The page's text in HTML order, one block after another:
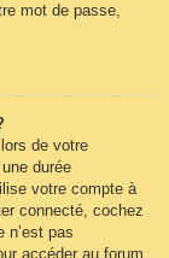
mot de passe,
lors de votre
durée
votre compte à
connecté, cochez
n’est pas
accéder au forum